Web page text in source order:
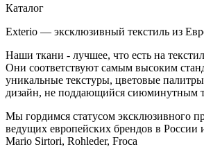
Каталог
Exterio — эксклюзивный текстиль из
Наши ткани - лучшее, что есть на
Они соответствуют самым высоким
уникальные текстуры, цветовые
дизайн, не поддающийся сиюминутным
Мы гордимся статусом эксклюзивного
ведущих европейских брендов в
Mario Sirtori, Rohleder, Froca